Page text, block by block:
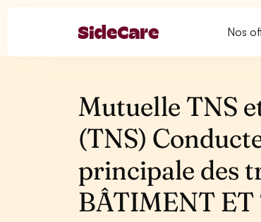
Nos
Mutuelle TNS
(TNS)
principale des
BÂTIMENT